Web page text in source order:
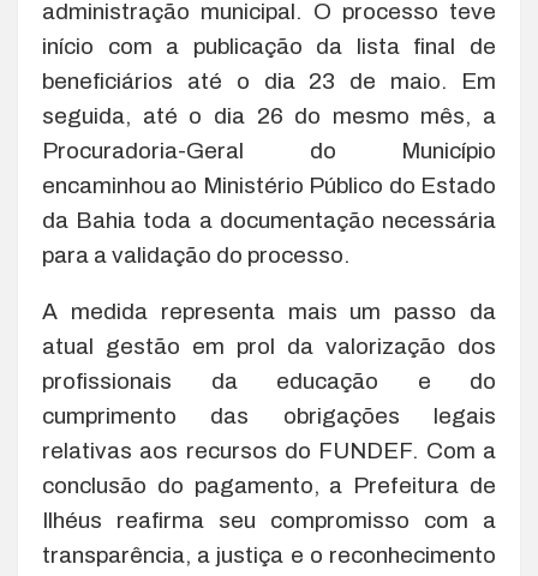
administração municipal. O processo teve
início com a publicação da lista final de
beneficiários até o dia 23 de maio. Em
seguida, até o dia 26 do mesmo mês, a
Procuradoria-Geral do Município
encaminhou ao Ministério Público do Estado
da Bahia toda a documentação necessária
para a validação do processo.
A medida representa mais um passo da
atual gestão em prol da valorização dos
profissionais da educação e do
cumprimento das obrigações legais
relativas aos recursos do FUNDEF. Com a
conclusão do pagamento, a Prefeitura de
Ilhéus reafirma seu compromisso com a
transparência, a justiça e o reconhecimento